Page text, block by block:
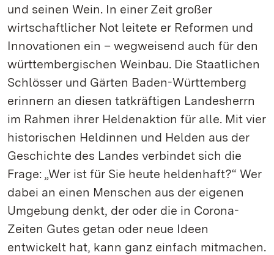
und seinen Wein. In einer Zeit großer
wirtschaftlicher Not leitete er Reformen und
Innovationen ein – wegweisend auch für den
württembergischen Weinbau. Die Staatlichen
Schlösser und Gärten Baden-Württemberg
erinnern an diesen tatkräftigen Landesherrn
im Rahmen ihrer Heldenaktion für alle. Mit vier
historischen Heldinnen und Helden aus der
Geschichte des Landes verbindet sich die
Frage: „Wer ist für Sie heute heldenhaft?“ Wer
dabei an einen Menschen aus der eigenen
Umgebung denkt, der oder die in Corona-
Zeiten Gutes getan oder neue Ideen
entwickelt hat, kann ganz einfach mitmachen.